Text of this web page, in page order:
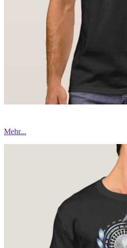
Mehr...